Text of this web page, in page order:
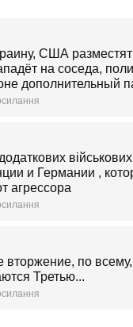
США
на соседа,
дополнительный
и Германии ,
агрессора
вторжение, по
Третью...